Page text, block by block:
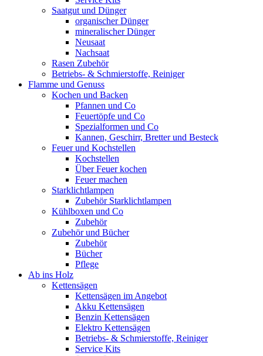
Saatgut und Dünger
organischer Dünger
mineralischer Dünger
Neusaat
Nachsaat
Rasen Zubehör
Betriebs- & Schmierstoffe, Reiniger
Flamme und Genuss
Kochen und Backen
Pfannen und Co
Feuertöpfe und Co
Spezialformen und Co
Kannen, Geschirr, Bretter und Besteck
Feuer und Kochstellen
Kochstellen
Über Feuer kochen
Feuer machen
Starklichtlampen
Zubehör Starklichtlampen
Kühlboxen und Co
Zubehör
Zubehör und Bücher
Zubehör
Bücher
Pflege
Ab ins Holz
Kettensägen
Kettensägen im Angebot
Akku Kettensägen
Benzin Kettensägen
Elektro Kettensägen
Betriebs- & Schmierstoffe, Reiniger
Service Kits